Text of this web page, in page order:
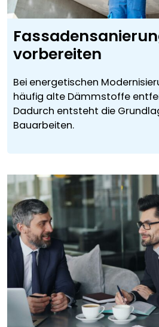
vorbereiten
Bei energetischen
häufig alte Dämmstoffe
Dadurch entsteht die
Bauarbeiten.